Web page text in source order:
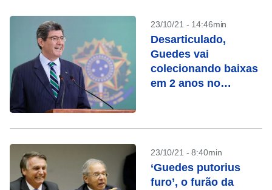
23/10/21 - 14:46min
Desarticulado,
Guedes vai
colecionando baixas
em 2 anos no
23/10/21 - 8:40min
‘Guedes putorius
furo’, o furão da